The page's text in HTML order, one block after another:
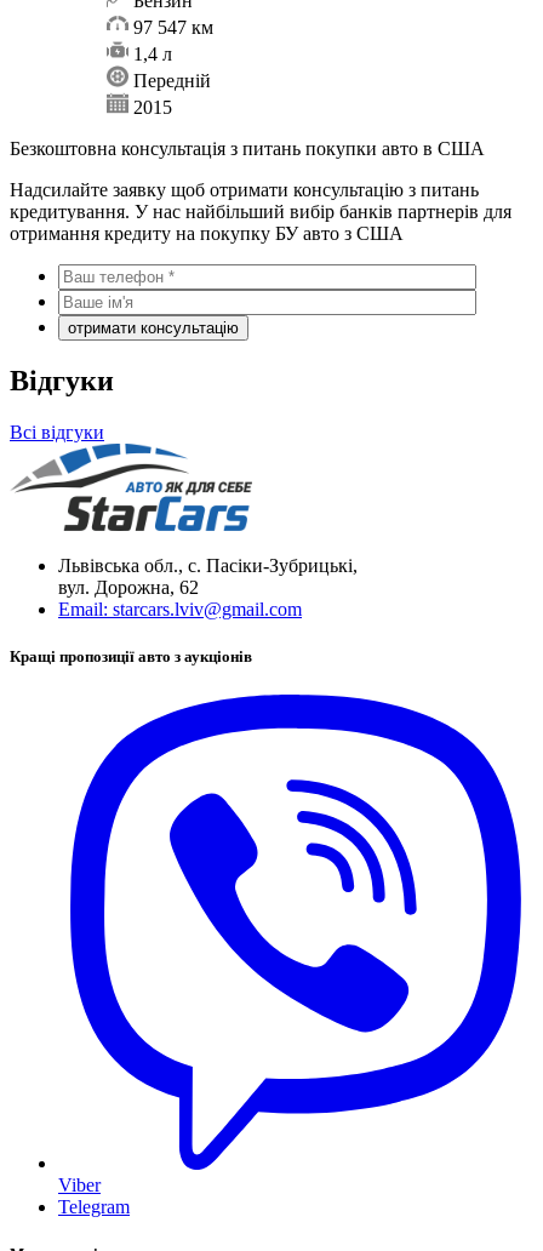
97 547 км
1,4 л
Передній
2015
Безкоштовна консультація з питань покупки авто в США
Надсилайте заявку щоб отримати консультацію з питань
кредитування. У нас найбільший вибір банків партнерів для
отримання кредиту на покупку БУ авто з США
Відгуки
Всі відгуки
Львівська обл., с. Пасіки-Зубрицькі,
вул. Дорожна, 62
Email: starcars.lviv@gmail.com
Кращі пропозиції авто з аукціонів
Viber
Telegram